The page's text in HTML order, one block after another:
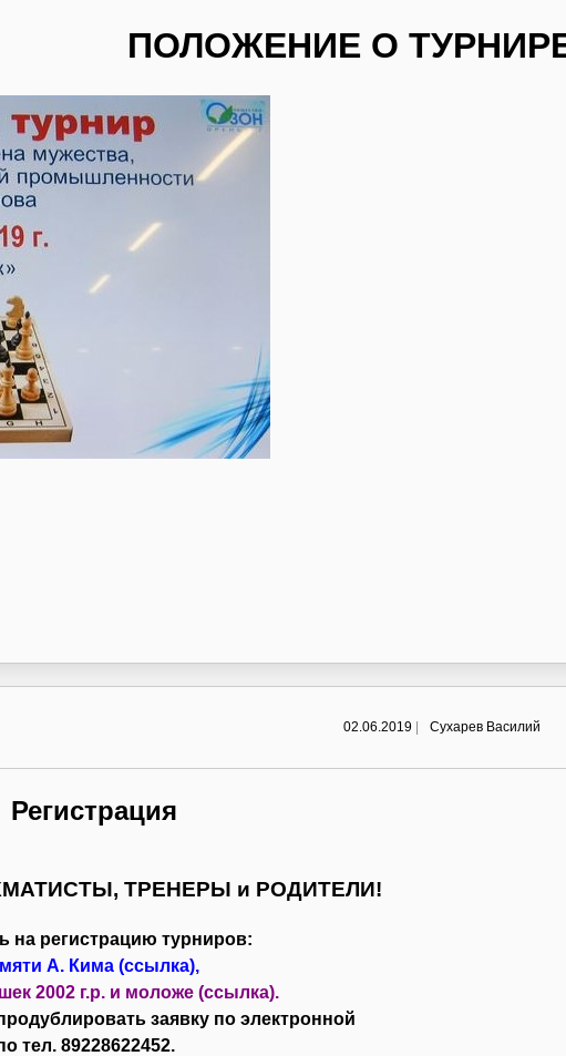
ПОЛОЖЕНИЕ О
02.06.2019 Сухарев Василий
Регистрация
ТРЕНЕРЫ и РОДИТЕЛИ!
на регистрацию турниров:
А. Кима (ссылка),
2002 г.р. и моложе (ссылка).
заявку по электронной
тел. 89228622452.